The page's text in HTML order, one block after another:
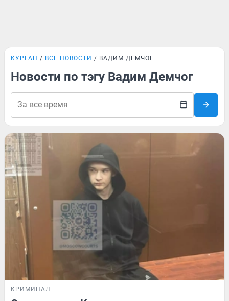
КУРГАН ВСЕ НОВОСТИ ВАДИМ ДЕМЧОГ
Новости по тэгу Вадим Демчог
КРИМИНАЛ